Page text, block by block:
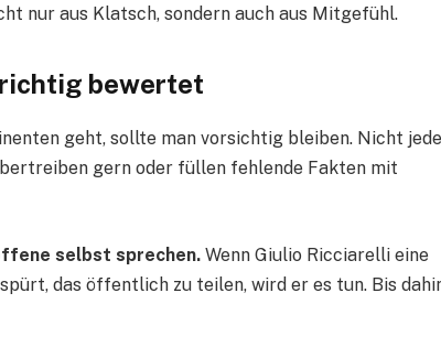
nur aus Klatsch, sondern auch aus Mitgefühl.
bewertet
geht, sollte man vorsichtig bleiben. Nicht jede
gern oder füllen fehlende Fakten mit
selbst sprechen. Wenn Giulio Ricciarelli eine
das öffentlich zu teilen, wird er es tun. Bis